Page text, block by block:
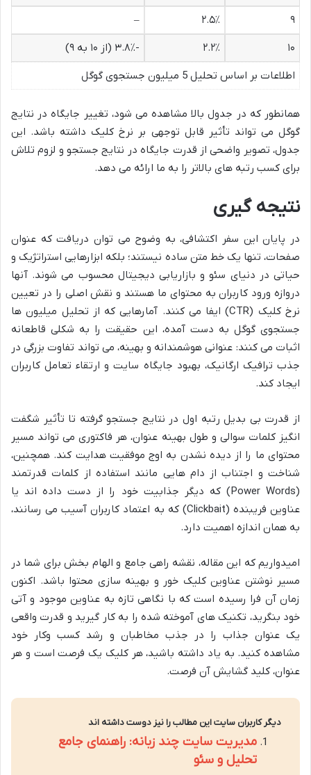
۹
۲.۵٪
–
۱۰
۲.۲٪
-۳.۸٪ (از ۱۰ به ۹)
اطلاعات بر اساس تحلیل 5 میلیون جستجوی گوگل
همانطور که در جدول بالا مشاهده می شود، تغییر جایگاه در نتایج
گوگل می تواند تأثیر قابل توجهی بر نرخ کلیک داشته باشد. این
جدول، تصویر واضحی از قدرت جایگاه در نتایج جستجو و لزوم تلاش
برای کسب رتبه های بالاتر را به ما ارائه می دهد.
نتیجه گیری
در پایان این سفر اکتشافی، به وضوح می توان دریافت که عنوان
صفحات، تنها یک خط متن ساده نیستند؛ بلکه ابزارهایی استراتژیک و
حیاتی در دنیای سئو و بازاریابی دیجیتال محسوب می شوند. آنها
دروازه ورود کاربران به محتوای ما هستند و نقش اصلی را در تعیین
نرخ کلیک (CTR) ایفا می کنند. آمارهایی که از تحلیل میلیون ها
جستجوی گوگل به دست آمده، این حقیقت را به شکلی قاطعانه
اثبات می کنند: عنوانی هوشمندانه و بهینه، می تواند تفاوت بزرگی در
جذب ترافیک ارگانیک، بهبود جایگاه سایت و ارتقاء تعامل کاربران
ایجاد کند.
از قدرت بی بدیل رتبه اول در نتایج جستجو گرفته تا تأثیر شگفت
انگیز کلمات سوالی و طول بهینه عنوان، هر فاکتوری می تواند مسیر
محتوای ما را از دیده نشدن به اوج موفقیت هدایت کند. همچنین،
شناخت و اجتناب از دام هایی مانند استفاده از کلمات قدرتمند
(Power Words) که دیگر جذابیت خود را از دست داده اند یا
عناوین فریبنده (Clickbait) که به اعتماد کاربران آسیب می رسانند،
به همان اندازه اهمیت دارد.
امیدواریم که این مقاله، نقشه راهی جامع و الهام بخش برای شما در
مسیر نوشتن عناوین کلیک خور و بهینه سازی محتوا باشد. اکنون
زمان آن فرا رسیده است که با نگاهی تازه به عناوین موجود و آتی
خود بنگرید، تکنیک های آموخته شده را به کار گیرید و قدرت واقعی
یک عنوان جذاب را در جذب مخاطبان و رشد کسب وکار خود
مشاهده کنید. به یاد داشته باشید، هر کلیک یک فرصت است و هر
عنوان، کلید گشایش آن فرصت.
دیگر کاربران سایت این مطالب را نیز دوست داشته اند
مدیریت سایت چند زبانه: راهنمای جامع
تحلیل و سئو